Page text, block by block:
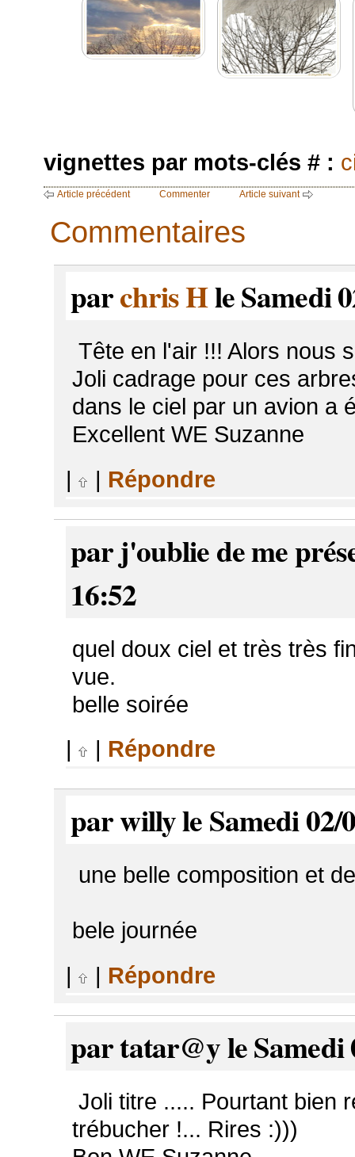
vignettes par mots-clés # :
Article précédent Commenter Article suivant
Commentaires
parchris Hle Samedi
Tête en l'air !!! Alors nous
Joli cadrage pour ces
dans le ciel par un avion a
Excellent WE Suzanne
|
| Répondre
par j'oublie de me
16:52
quel doux ciel et très très
vue.
belle soirée
|
| Répondre
par willy le Samedi 02/
une belle composition et
bele journée
|
| Répondre
par tatar@y le Samedi
Joli titre ..... Pourtant bien
trébucher !... Rires :)))